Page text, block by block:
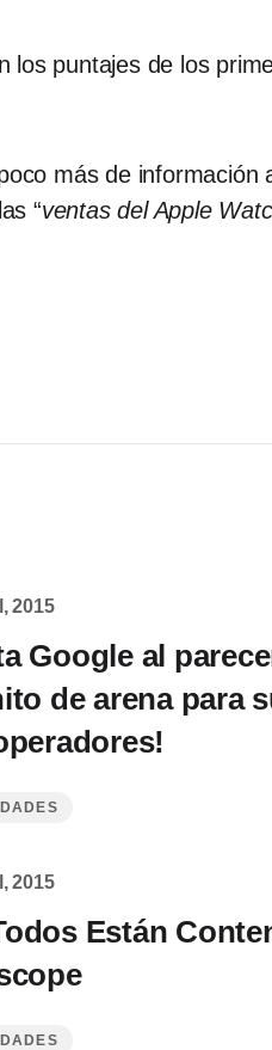
los puntajes de los
más de información
“ventas del Apple
2015
Google al
de arena para
2015
Están